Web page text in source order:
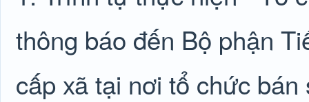
thông báo đến Bộ phận
cấp xã tại nơi tổ chức